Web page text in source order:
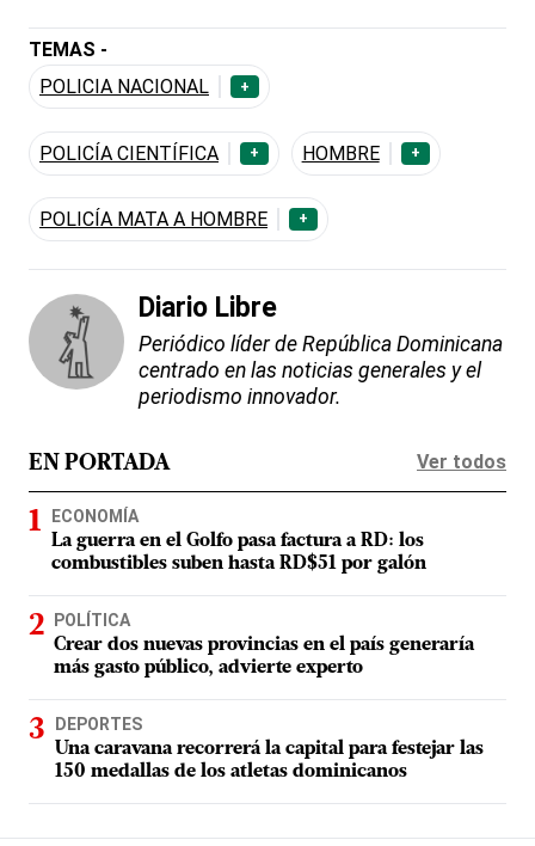
TEMAS -
POLICIA NACIONAL
+
POLICÍA CIENTÍFICA + HOMBRE +
POLICÍA MATA A HOMBRE +
Diario Libre
Periódico líder de República Dominicana
centrado en las noticias generales y el
periodismo innovador.
EN PORTADA Ver todos
ECONOMÍA
La guerra en el Golfo pasa factura a RD: los
combustibles suben hasta RD$51 por galón
POLÍTICA
Crear dos nuevas provincias en el país generaría
más gasto público, advierte experto
DEPORTES
Una caravana recorrerá la capital para festejar las
150 medallas de los atletas dominicanos